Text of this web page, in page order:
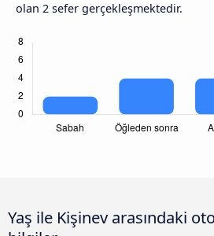
olan 2 sefer gerçekleşmektedir.
Yaş ile Kişinev arasındaki